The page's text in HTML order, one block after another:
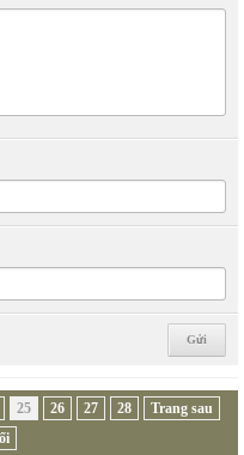
25 26 27 28
Trang sau